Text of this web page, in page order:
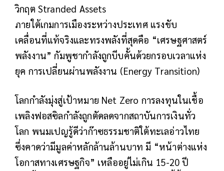
วิกฤต Stranded Assets
ภายใต้เกมการเมืองระหว่างประเทศ แรงขับ
เคลื่อนที่แท้จริงและทรงพลังที่สุดคือ “เศรษฐศาสตร์
พลังงาน” กัมพูชากำลังถูกบีบคั้นด้วยกรอบเวลาแห่ง
ยุค การเปลี่ยนผ่านพลังงาน (Energy Transition)
โลกกำลังมุ่งสู่เป้าหมาย Net Zero การลงทุนในเชื้อ
เพลิงฟอสซิลกำลังถูกตัดลดจากสถาบันการเงินทั่ว
โลก พนมเปญรู้ดีว่าก๊าซธรรมชาติใต้ทะเลอ่าวไทย
ซึ่งคาดว่ามีมูลค่าหลักล้านล้านบาท มี “หน้าต่างแห่ง
โอกาสทางเศรษฐกิจ” เหลืออยู่ไม่เกิน 15-20 ปี